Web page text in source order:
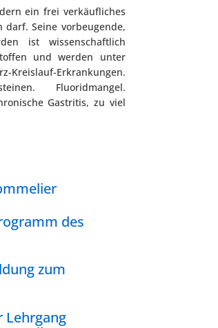
ein frei verkäufliches
Seine vorbeugende,
ist wissenschaftlich
und werden unter
Erkrankungen.
Fluoridmangel.
Gastritis, zu viel
des
zum
Lehrgang